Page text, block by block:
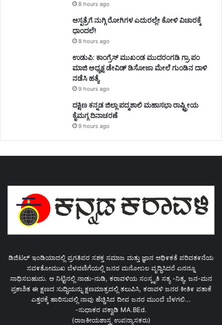
8 hours ago
ಆಸ್ಪತ್ರೆಗೆ ನುಗ್ಗಿ ರೋಗಿಗಳ ಎದುರಲ್ಲೇ ಕೋಳಿ ವಿಚಾರಕ್ಕೆ
ಧಾಂದಲೆ!
8 hours ago
ಉಡುಪಿ: ಕಾಂಗ್ರೆಸ್‌ ಮುಖಂಡ ಮುದರಂಗಡಿ ಗ್ರಾ.ಪಂ
ಮಾಜಿ ಅಧ್ಯಕ್ಷ ಡೇವಿಡ್‌ ಡಿಸೋಜಾ ಮೇಲೆ ಗುಂಡಿನ ದಾಳಿ
ನಡೆಸಿ ಹತ್ಯೆ
9 hours ago
ದಕ್ಷಿಣ ಕನ್ನಡ ಜಿಲ್ಲಾ ಪದ್ಮಶಾಲಿ ಮಹಾಸಭಾ ರಾಷ್ಟ್ರೀಯ
ಕೈಮಗ್ಗ ದಿನಾಚರಣೆ
9 hours ago
ಡಿಜಿಟಲ್ ಇಂಡಿಯಾದಲ್ಲಿ ಪ್ರಗತಿಪರ ಸಶಕ್ತ ಸಮಾಜ ಮತ್ತು ಜ್ಞಾನ ಆಥಿ೯ಕತೆ ಪರಿವತ೯ನೆಯ
ಸವ೯ತೋಮುಖ ಬೆಳವಣಿಗೆಯಲ್ಲಿ ಜನರ ಮನೋಬಲ ವೃದ್ಧಿಸಿದರೆ ಏನನ್ನೂ
ಸಾಧಿಸಬಹುದು. ಆ ನಿಟ್ಟಿನಲ್ಲಿ ನಾಡು-ನುಡಿ, ಕರಾವಳಿಯ ಸಂಸ್ಕೃತಿ ಸತ್ಯ -ನಿತ್ಯ, ಜನ-ಮನ
ಪ್ರಕಾಶಿತ ಈ ಕ್ಷಣದ ಸುದ್ಧಿಯನ್ನು ಕ್ಷಣಮಾತ್ರದಲ್ಲಿ ತಲುಪಿಸಿ, ಕರಾವಳಿ ಜನರ ಕೀತಿ೯ ಪತಾಕೆ
ಎತ್ತರಕ್ಕೆ ಹಾರಿಸುವಲ್ಲಿ ನಾವು ಹೆಚ್ಚಿಸಿದ ದೀಪ ಜನರ ಮುಂದೆ ಬೆಳಗಲಿ...
-ಸುಧಾಕರ ವಕ್ವಾಡಿ MA.BEd.
(ರಾಜಕೀಯಶಾಸ್ತ್ರ ಉಪನ್ಯಾಸಕರು)